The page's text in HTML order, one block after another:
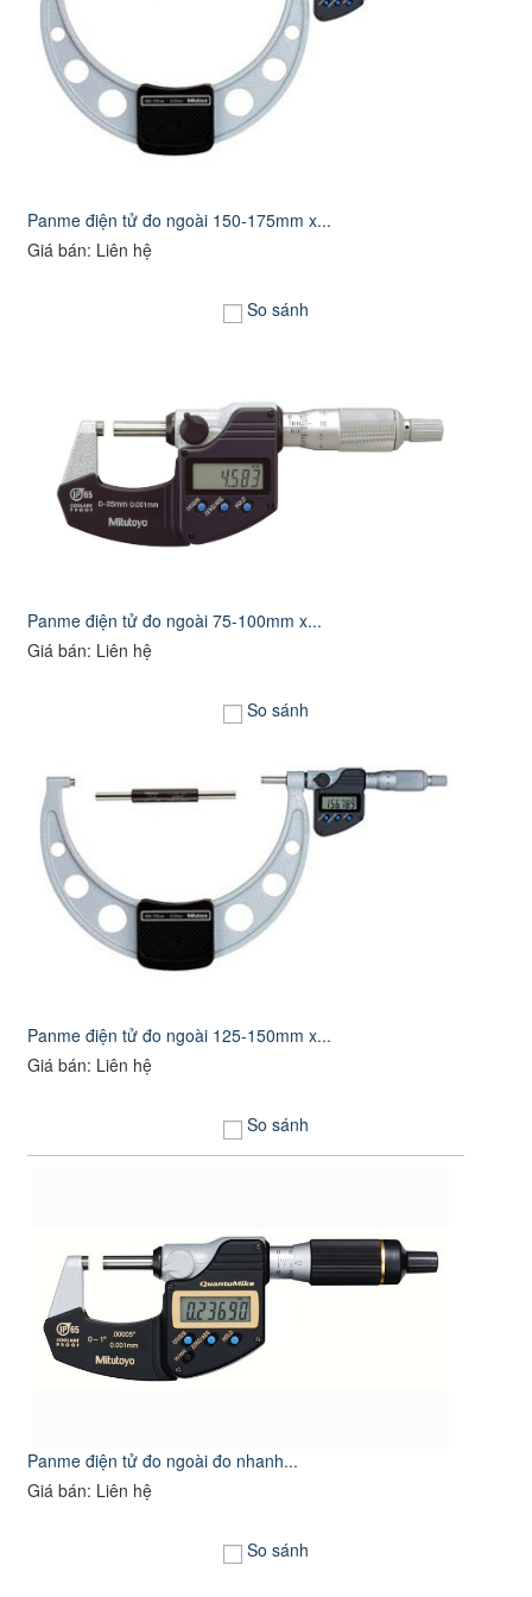
Panme điện tử đo ngoài 150-175mm x...
Giá bán: Liên hệ
So sánh
Panme điện tử đo ngoài 75-100mm x...
Giá bán: Liên hệ
So sánh
Panme điện tử đo ngoài 125-150mm x...
Giá bán: Liên hệ
So sánh
Panme điện tử đo ngoài đo nhanh...
Giá bán: Liên hệ
So sánh